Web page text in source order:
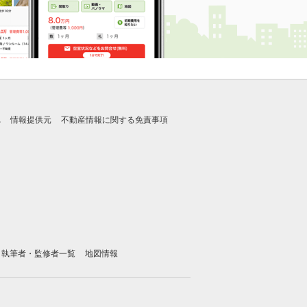
情報提供元 不動産情報に関する免責事項
執筆者・監修者一覧 地図情報